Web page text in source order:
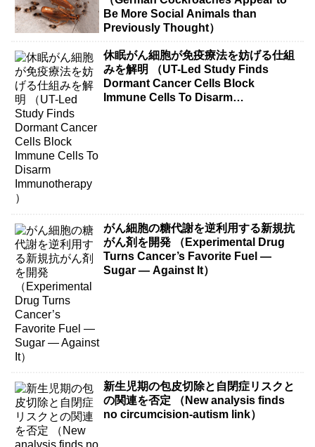
Be More Social Animals than
Previously Thought）
休眠がん細胞が免疫療法を妨げる仕組
みを解明 （UT-Led Study Finds
Dormant Cancer Cells Block
Immune Cells To Disarm
がん細胞の糖代謝を逆利用する新規抗
がん剤を開発 （Experimental Drug
Turns Cancer’s Favorite Fuel —
Sugar — Against It）
新生児期の包皮切除と自閉症リスクと
の関連を否定 （New analysis finds
no circumcision-autism link）